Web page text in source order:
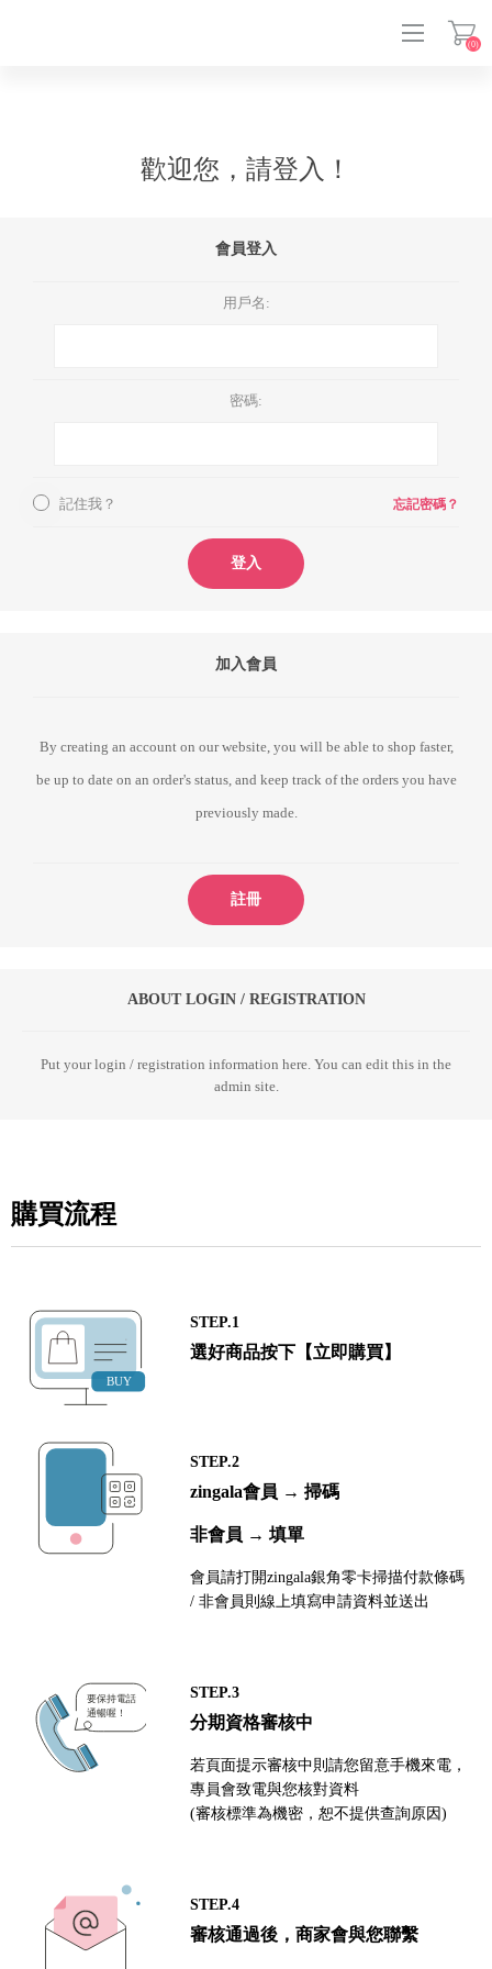
(0)
歡迎您，請登入！
會員登入
用戶名:
密碼:
記住我？ 忘記密碼？
登入
加入會員
By creating an account on our website, you will be able to shop faster,
be up to date on an order's status, and keep track of the orders you have
previously made.
註冊
ABOUT LOGIN / REGISTRATION
Put your login / registration information here. You can edit this in the
admin site.
購買流程
STEP.1
選好商品按下【立即購買】
STEP.2
zingala會員 → 掃碼
非會員 → 填單
會員請打開zingala銀角零卡掃描付款條碼
/ 非會員則線上填寫申請資料並送出
STEP.3
分期資格審核中
若頁面提示審核中則請您留意手機來電，
專員會致電與您核對資料
(審核標準為機密，恕不提供查詢原因)
STEP.4
審核通過後，商家會與您聯繫